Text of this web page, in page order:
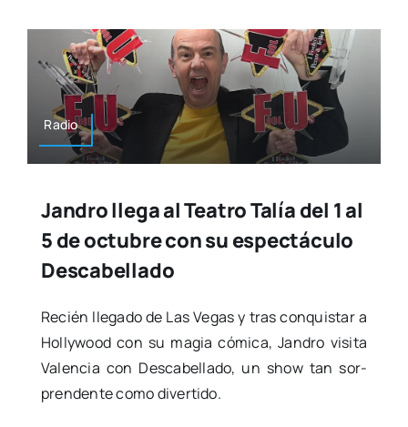
Radio
Jandro llega al Teatro Talía del 1 al
5 de octubre con su espectáculo
Descabellado
Recién lle­ga­do de Las Vegas y tras con­quis­tar a
Holly­wood con su magia cómi­ca, Jan­dro visi­ta
Valen­cia con Des­ca­be­lla­do, un show tan sor­
pren­den­te como diver­ti­do.